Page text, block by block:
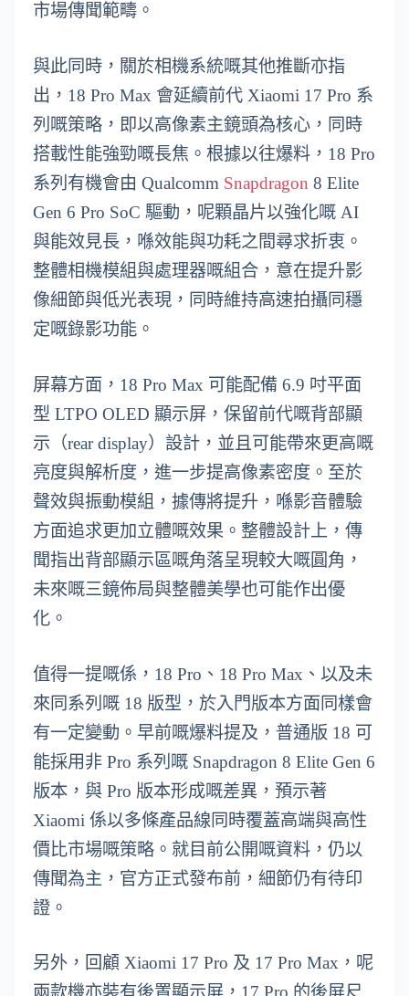
市場傳聞範疇。
與此同時，關於相機系統嘅其他推斷亦指
出，18 Pro Max 會延續前代 Xiaomi 17 Pro 系
列嘅策略，即以高像素主鏡頭為核心，同時
搭載性能強勁嘅長焦。根據以往爆料，18 Pro
系列有機會由 Qualcomm Snapdragon 8 Elite
Gen 6 Pro SoC 驅動，呢顆晶片以強化嘅 AI
與能效見長，喺效能與功耗之間尋求折衷。
整體相機模組與處理器嘅組合，意在提升影
像細節與低光表現，同時維持高速拍攝同穩
定嘅錄影功能。
屏幕方面，18 Pro Max 可能配備 6.9 吋平面
型 LTPO OLED 顯示屏，保留前代嘅背部顯
示（rear display）設計，並且可能帶來更高嘅
亮度與解析度，進一步提高像素密度。至於
聲效與振動模組，據傳將提升，喺影音體驗
方面追求更加立體嘅效果。整體設計上，傳
聞指出背部顯示區嘅角落呈現較大嘅圓角，
未來嘅三鏡佈局與整體美學也可能作出優
化。
值得一提嘅係，18 Pro、18 Pro Max、以及未
來同系列嘅 18 版型，於入門版本方面同樣會
有一定變動。早前嘅爆料提及，普通版 18 可
能採用非 Pro 系列嘅 Snapdragon 8 Elite Gen 6
版本，與 Pro 版本形成嘅差異，預示著
Xiaomi 係以多條產品線同時覆蓋高端與高性
價比市場嘅策略。就目前公開嘅資料，仍以
傳聞為主，官方正式發布前，細節仍有待印
證。
另外，回顧 Xiaomi 17 Pro 及 17 Pro Max，呢